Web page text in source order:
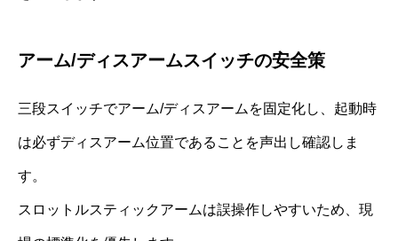
アーム/ディスアームスイッチの安全策
三段スイッチでアーム/ディスアームを固定化し、起動時
は必ずディスアーム位置であることを声出し確認しま
す。
スロットルスティックアームは誤操作しやすいため、現